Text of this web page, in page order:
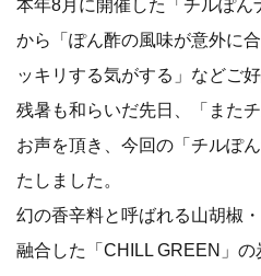
本年8月に開催した「チルぽん
から「ぽん酢の風味が意外に
ッキリする気がする」などご
残暑も和らいだ先日、「また
お声を頂き、今回の「チルぽ
たしました。
幻の香辛料と呼ばれる山胡椒
融合した「CHILL GREEN」